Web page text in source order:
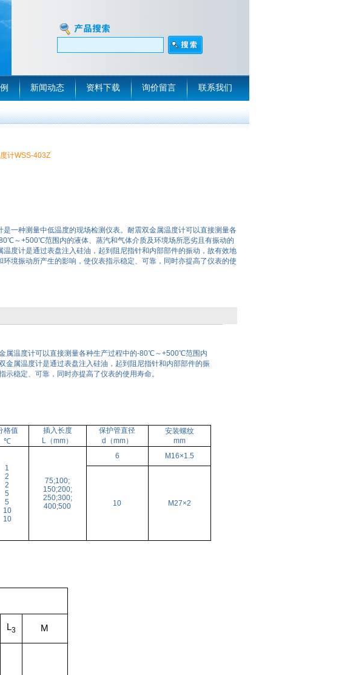
新闻动态 资料下载 询价留言 联系我们
计WSS-403Z
是一种测量中低温度的现场检测仪表。耐震双金属温度计可以直接测量各
～+500℃范围内的液体、蒸汽和气体介质及环境场所恶劣且有振动的
温度计是通过表盘注入硅油，起到阻尼指针和内部部件的振动，故有效地
环境振动所产生的影响，使仪表指示稳定、可靠，同时亦提高了仪表的使
属温度计可以直接测量各种生产过程中的-80℃～+500℃范围内
属温度计是通过表盘注入硅油，起到阻尼指针和内部部件的振
稳定、可靠，同时亦提高了仪表的使用寿命。
格值
℃
插入长度
L（mm）
保护管直径
d（mm）
安装螺纹
mm
1
2
2
5
5
10
10
75;100;
150;200;
250;300;
400;500
6 M16×1.5
10 M27×2
L3 M